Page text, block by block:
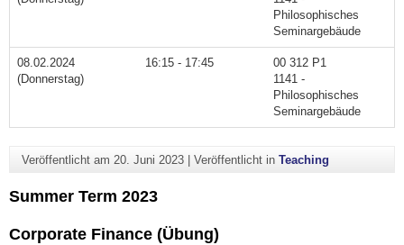
Philosophisches
Seminargebäude
08.02.2024
(Donnerstag)
16:15 - 17:45
00 312 P1
1141 -
Philosophisches
Seminargebäude
Veröffentlicht am 20. Juni 2023| Veröffentlicht in Teaching
Summer Term 2023
Corporate Finance (Übung)